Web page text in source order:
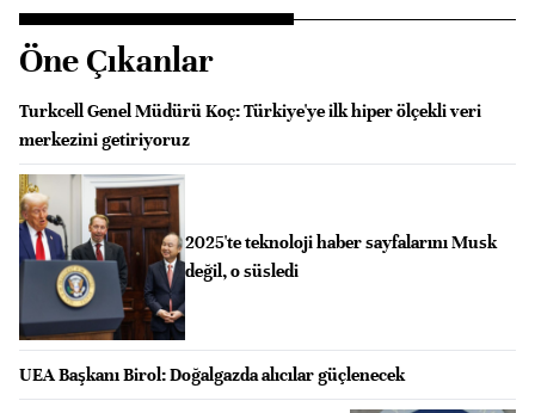
Öne Çıkanlar
Turkcell Genel Müdürü Koç: Türkiye'ye ilk hiper ölçekli veri
merkezini getiriyoruz
2025'te teknoloji haber sayfalarını Musk
değil, o süsledi
UEA Başkanı Birol: Doğalgazda alıcılar güçlenecek